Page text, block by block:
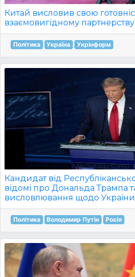
Китай висловив свою
взаємовигідному
Політика Україна Укрінформ
Кандидат від
відомі про Дональда Трампа
висловлювання щодо
Політика Володимир Путін Росія